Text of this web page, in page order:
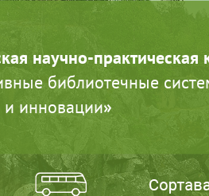
научно-
библиотечные
и инновации»